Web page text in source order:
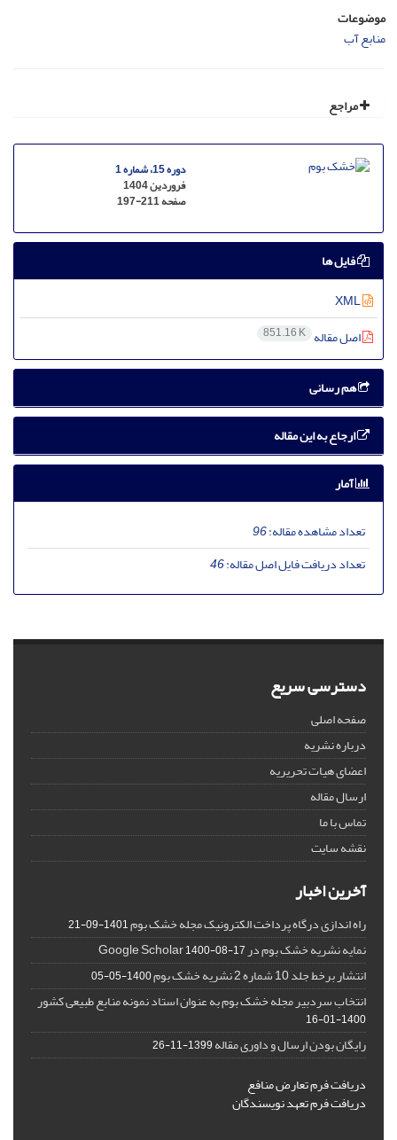
موضوعات
منابع آب
مراجع
دوره 15، شماره 1
فروردین 1404
صفحه197-211
فایل ها
اصل مقاله 851.16 K
هم رسانی
ارجاع به این مقاله
آمار
تعداد مشاهده مقاله:96
تعداد دریافت فایل اصل مقاله:46
دسترسی سریع
صفحه اصلی
درباره نشریه
اعضای هیات تحریریه
ارسال مقاله
تماس با ما
نقشه سایت
آخرین اخبار
راه اندازی درگاه پرداخت الکترونیک مجله خشک بوم1401-09-21
نمایه نشریه خشک بوم در Google Scholar1400-08-17
انتشار برخط جلد 10 شماره 2 نشریه خشک بوم 1400-05-05
انتخاب سردبیر مجله خشک بوم به عنوان استاد نمونه منابع طبیعی کشور
1400-01-16
رایگان بودن ارسال و داوری مقاله1399-11-26
دریافت فرم تعارض منافع
دریافت فرم تعهد نویسندگان